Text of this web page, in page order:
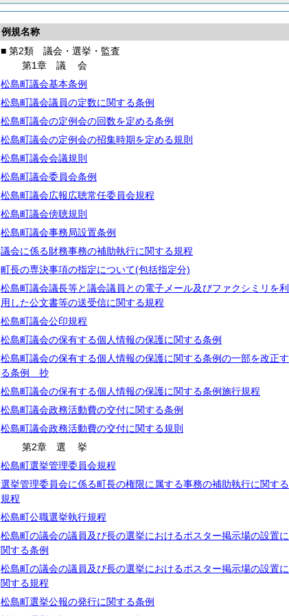
例規名称
■ 第2類 議会・選挙・監査
第1章 議会
松島町議会基本条例
松島町議会議員の定数に関する条例
松島町議会の定例会の回数を定める条例
松島町議会の定例会の招集時期を定める規則
松島町議会会議規則
松島町議会委員会条例
松島町議会広報広聴常任委員会規程
松島町議会傍聴規則
松島町議会事務局設置条例
議会に係る財務事務の補助執行に関する規程
町長の専決事項の指定について(包括指定分)
松島町議会議長等と議会議員との電子メール及びファクシミリを利
用した公文書等の送受信に関する規程
松島町議会公印規程
松島町議会の保有する個人情報の保護に関する条例
松島町議会の保有する個人情報の保護に関する条例の一部を改正す
る条例 抄
松島町議会の保有する個人情報の保護に関する条例施行規程
松島町議会政務活動費の交付に関する条例
松島町議会政務活動費の交付に関する規則
第2章 選挙
松島町選挙管理委員会規程
選挙管理委員会に係る町長の権限に属する事務の補助執行に関する
規程
松島町公職選挙執行規程
松島町の議会の議員及び長の選挙におけるポスター掲示場の設置に
関する条例
松島町の議会の議員及び長の選挙におけるポスター掲示場の設置に
関する規程
松島町選挙公報の発行に関する条例